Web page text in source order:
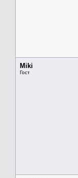
Miki
Гост